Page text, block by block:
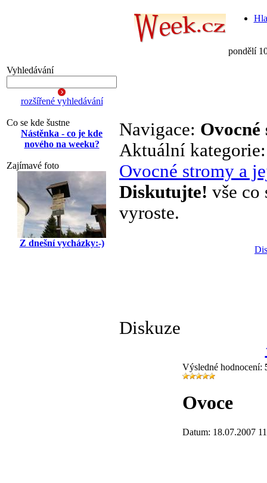
pondělí
Vyhledávání
rozšířené vyhledávání
Co se kde šustne
Nástěnka - co je kde
nového na weeku?
Zajímavé foto
Z dnešní vycházky:-)
Navigace:
Aktuální
Ovocné stromy a
Diskutujte! vše co
vyroste.
Diskuze
Výsledné hodnocení:
Ovoce
Datum: 18.07.2007